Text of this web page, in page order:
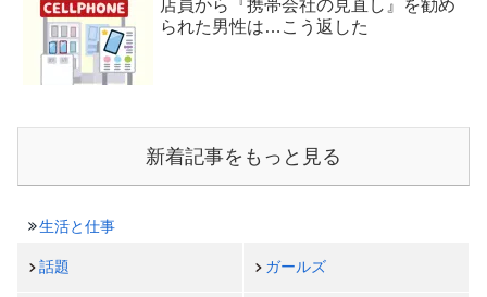
店員から『携帯会社の見直し』を勧め
られた男性は…こう返した
新着記事をもっと見る
生活と仕事
話題 ガールズ